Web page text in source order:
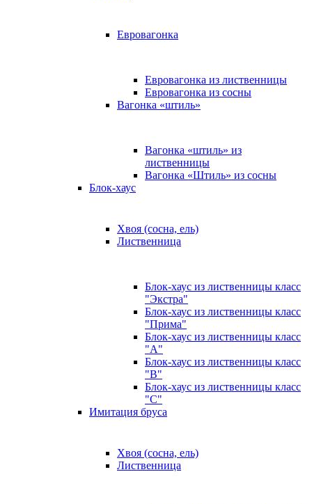
Евровагонка
Евровагонка из лиственницы
Евровагонка из сосны
Вагонка «штиль»
Вагонка «штиль» из
лиственницы
Вагонка «Штиль» из сосны
Блок-хаус
Хвоя (сосна, ель)
Лиственница
Блок-хаус из лиственницы класс
"Экстра"
Блок-хаус из лиственницы класс
"Прима"
Блок-хаус из лиственницы класс
"А"
Блок-хаус из лиственницы класс
"B"
Блок-хаус из лиственницы класс
"C"
Имитация бруса
Хвоя (сосна, ель)
Лиственница